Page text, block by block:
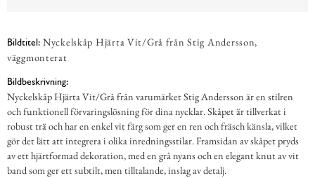
Bildtitel: Nyckelskåp Hjärta Vit/Grå från Stig Andersson,
väggmonterat
Bildbeskrivning:
Nyckelskåp Hjärta Vit/Grå från varumärket Stig Andersson är en stilren
och funktionell förvaringslösning för dina nycklar. Skåpet är tillverkat i
robust trä och har en enkel vit färg som ger en ren och fräsch känsla, vilket
gör det lätt att integrera i olika inredningsstilar. Framsidan av skåpet pryds
av ett hjärtformad dekoration, med en grå nyans och en elegant knut av vit
band som ger ett subtilt, men tilltalande, inslag av detalj.